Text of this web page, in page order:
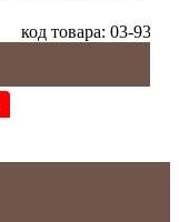
код товара: 03-93